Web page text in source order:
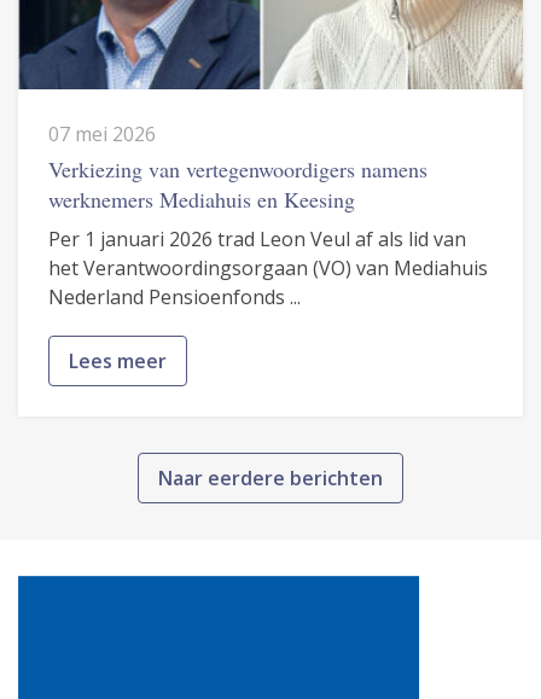
07 mei 2026
Verkiezing van vertegenwoordigers namens
werknemers Mediahuis en Keesing
Per 1 januari 2026 trad Leon Veul af als lid van
het Verantwoordingsorgaan (VO) van Mediahuis
Nederland Pensioenfonds ...
Lees meer
Naar eerdere berichten